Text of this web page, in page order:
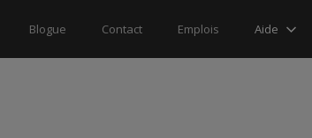
Blogue Contact Emplois Aide